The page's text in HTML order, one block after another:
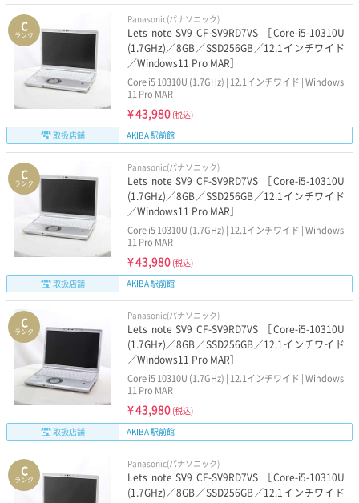
C
ランク
Panasonic(パナソニック)
Lets note SV9 CF-SV9RD7VS ［Core-i5-10310U
(1.7GHz)／8GB／SSD256GB／12.1インチワイド
／Windows11 Pro MAR］
Core i5 10310U (1.7GHz) | 12.1インチワイド | Windows
11 Pro MAR
¥43,980 (税込)
取扱店舗
AKIBA 駅前館
C
ランク
Panasonic(パナソニック)
Lets note SV9 CF-SV9RD7VS ［Core-i5-10310U
(1.7GHz)／8GB／SSD256GB／12.1インチワイド
／Windows11 Pro MAR］
Core i5 10310U (1.7GHz) | 12.1インチワイド | Windows
11 Pro MAR
¥43,980 (税込)
取扱店舗
AKIBA 駅前館
C
ランク
Panasonic(パナソニック)
Lets note SV9 CF-SV9RD7VS ［Core-i5-10310U
(1.7GHz)／8GB／SSD256GB／12.1インチワイド
／Windows11 Pro MAR］
Core i5 10310U (1.7GHz) | 12.1インチワイド | Windows
11 Pro MAR
¥43,980 (税込)
取扱店舗
AKIBA 駅前館
C
ランク
Panasonic(パナソニック)
Lets note SV9 CF-SV9RD7VS ［Core-i5-10310U
(1.7GHz)／8GB／SSD256GB／12.1インチワイド